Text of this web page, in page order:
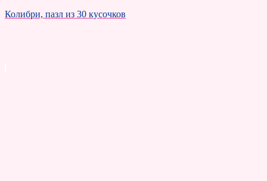
Колибри, пазл из 30 кусочков